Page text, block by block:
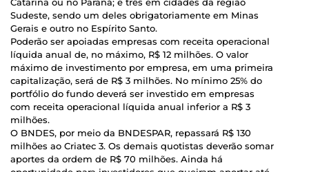
Sudeste, sendo um deles obrigatoriamente em Minas
Gerais e outro no Espírito Santo.
Poderão ser apoiadas empresas com receita operacional
líquida anual de, no máximo, R$ 12 milhões. O valor
máximo de investimento por empresa, em uma primeira
capitalização, será de R$ 3 milhões. No mínimo 25% do
portfólio do fundo deverá ser investido em empresas
com receita operacional líquida anual inferior a R$ 3
milhões.
O BNDES, por meio da BNDESPAR, repassará R$ 130
milhões ao Criatec 3. Os demais quotistas deverão somar
aportes da ordem de R$ 70 milhões. Ainda há